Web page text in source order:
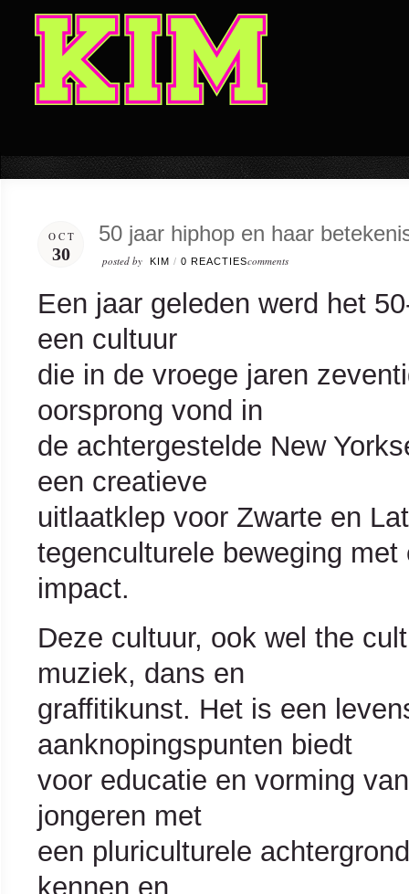
OCT
30
50 jaar hiphop en haar
posted by KIM / 0 REACTIEScomments
Een jaar geleden werd het
een cultuur
die in de vroege jaren
oorsprong vond in
de achtergestelde New
een creatieve
uitlaatklep voor Zwarte en
tegenculturele beweging
impact.
Deze cultuur, ook wel the
muziek, dans en
graffitikunst. Het is een
aanknopingspunten biedt
voor educatie en vorming
jongeren met
een pluriculturele
kennen en